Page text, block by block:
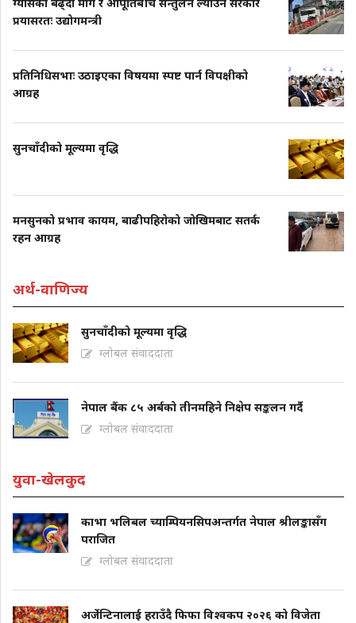
प्रयासरतः उद्योगमन्त्री
प्रतिनिधिसभाः उठाइएका विषयमा स्पष्ट पार्न विपक्षीको
आग्रह
सुनचाँदीको मूल्यमा वृद्धि
मनसुनको प्रभाव कायम, बाढीपहिरोको जोखिमबाट सतर्क
रहन आग्रह
अर्थ-वाणिज्य
सुनचाँदीको मूल्यमा वृद्धि
ग्लोबल संवाददाता
नेपाल बैंक ८५ अर्बको तीनमहिने निक्षेप सङ्कलन गर्दै
ग्लोबल संवाददाता
युवा-खेलकुद
काभा भलिबल च्याम्पियनसिपअन्तर्गत नेपाल श्रीलङ्कासँग
पराजित
ग्लोबल संवाददाता
अर्जेन्टिनालाई हराउँदै फिफा विश्वकप २०२६ को विजेता